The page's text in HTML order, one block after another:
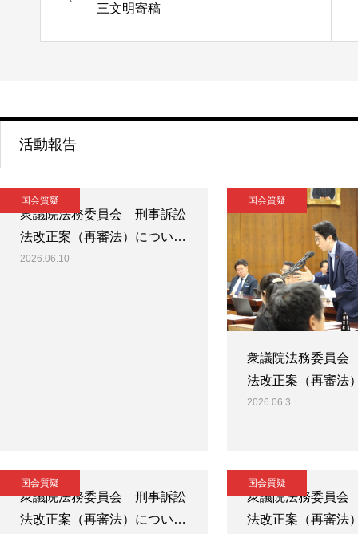
三文明寄稿
活動報告
国会質疑
衆議院法務委員会 刑事訴訟
法改正案（再審法）につい…
2026.06.10
国会質疑
衆議院法務委員
法改正案（再審法
2026.06.3
国会質疑
衆議院法務委員会 刑事訴訟
法改正案（再審法）につい…
国会質疑
衆議院法務委員
法改正案（再審法